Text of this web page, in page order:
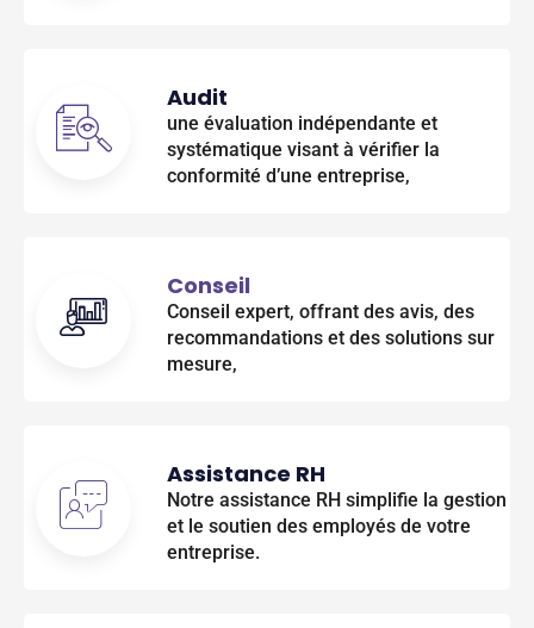
Audit
une évaluation indépendante et
systématique visant à vérifier la
conformité d’une entreprise,
Conseil
Conseil expert, offrant des avis, des
recommandations et des solutions sur
mesure,
Assistance RH
Notre assistance RH simplifie la gestion
et le soutien des employés de votre
entreprise.